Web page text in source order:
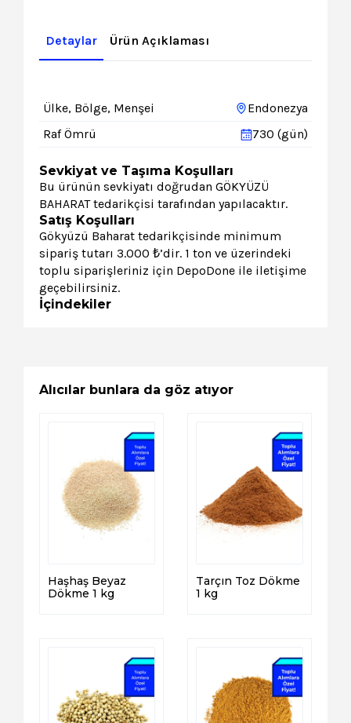
Detaylar Ürün Açıklaması
Ülke, Bölge, Menşei
Endonezya
Raf Ömrü
730 (gün)
Sevkiyat ve Taşıma Koşulları
Bu ürünün sevkiyatı doğrudan GÖKYÜZÜ
BAHARAT tedarikçisi tarafından yapılacaktır.
Satış Koşulları
Gökyüzü Baharat tedarikçisinde minimum
sipariş tutarı 3.000 ₺’dir. 1 ton ve üzerindeki
toplu siparişleriniz için DepoDone ile iletişime
geçebilirsiniz.
İçindekiler
Alıcılar bunlara da göz atıyor
Haşhaş Beyaz
Dökme 1 kg
Tarçın Toz Dökme
1 kg